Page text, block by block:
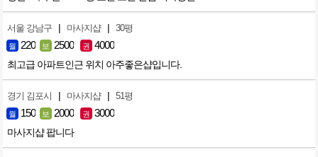
서울 강남구 | 마사지샵 | 30평
월 220 보 2500 권 4000
최고급 아파트인근 위치 아주좋은샵입니다.
경기 김포시 | 마사지샵 | 51평
월 150 보 2000 권 3000
마사지샵 팝니다